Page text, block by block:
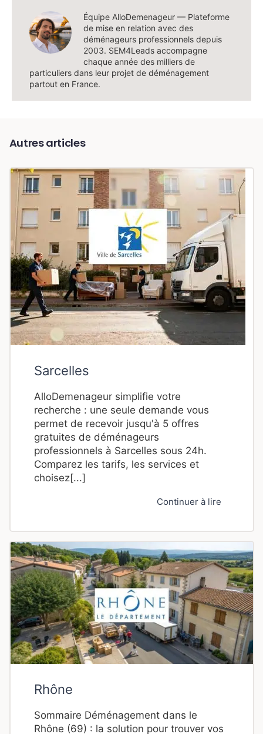
Équipe AlloDemenageur — Plateforme
de mise en relation avec des
déménageurs professionnels depuis
2003. SEM4Leads accompagne
chaque année des milliers de
particuliers dans leur projet de déménagement
partout en France.
Autres articles
Sarcelles
AlloDemenageur simplifie votre
recherche : une seule demande vous
permet de recevoir jusqu'à 5 offres
gratuites de déménageurs
professionnels à Sarcelles sous 24h.
Comparez les tarifs, les services et
choisez[...]
Continuer à lire
Rhône
Sommaire Déménagement dans le
Rhône (69) : la solution pour trouver vos